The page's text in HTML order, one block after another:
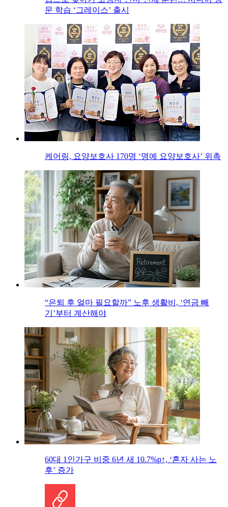
문 학습 ‘그레이스’ 출시
케어링, 요양보호사 170명 ‘명예 요양보호사’ 위촉
“은퇴 후 얼마 필요할까” 노후 생활비, ‘연금 빼
기’부터 계산해야
60대 1인가구 비중 6년 새 10.7%p↑, ‘혼자 사는 노
후’ 증가